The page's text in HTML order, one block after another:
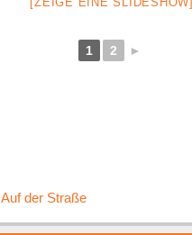
1 2 ►
Auf der Straße